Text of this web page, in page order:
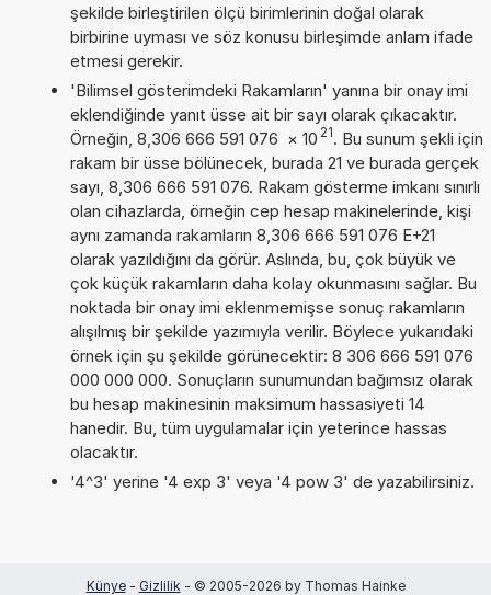
şekilde birleştirilen ölçü birimlerinin doğal olarak
birbirine uyması ve söz konusu birleşimde anlam ifade
etmesi gerekir.
'Bilimsel gösterimdeki Rakamların' yanına bir onay imi
eklendiğinde yanıt üsse ait bir sayı olarak çıkacaktır.
Örneğin, 8,306 666 591 076 × 10 21. Bu sunum şekli için
rakam bir üsse bölünecek, burada 21 ve burada gerçek
sayı, 8,306 666 591 076. Rakam gösterme imkanı sınırlı
olan cihazlarda, örneğin cep hesap makinelerinde, kişi
aynı zamanda rakamların 8,306 666 591 076 E+21
olarak yazıldığını da görür. Aslında, bu, çok büyük ve
çok küçük rakamların daha kolay okunmasını sağlar. Bu
noktada bir onay imi eklenmemişse sonuç rakamların
alışılmış bir şekilde yazımıyla verilir. Böylece yukarıdaki
örnek için şu şekilde görünecektir: 8 306 666 591 076
000 000 000. Sonuçların sunumundan bağımsız olarak
bu hesap makinesinin maksimum hassasiyeti 14
hanedir. Bu, tüm uygulamalar için yeterince hassas
olacaktır.
'4^3' yerine '4 exp 3' veya '4 pow 3' de yazabilirsiniz.
Künye- Gizlilik - © 2005-2026 by Thomas Hainke